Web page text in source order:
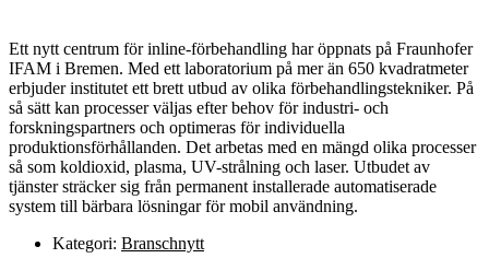
Ett nytt centrum för inline-förbehandling har öppnats på Fraunhofer
IFAM i Bremen. Med ett laboratorium på mer än 650 kvadratmeter
erbjuder institutet ett brett utbud av olika förbehandlingstekniker. På
så sätt kan processer väljas efter behov för industri- och
forskningspartners och optimeras för individuella
produktionsförhållanden. Det arbetas med en mängd olika processer
så som koldioxid, plasma, UV-strålning och laser. Utbudet av
tjänster sträcker sig från permanent installerade automatiserade
system till bärbara lösningar för mobil användning.
Kategori: Branschnytt